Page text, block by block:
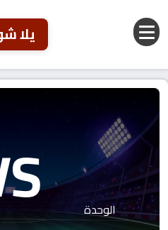
يلا
الوحدة